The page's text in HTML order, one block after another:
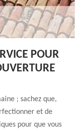
POUR
; sachez que,
et de
pour que vous